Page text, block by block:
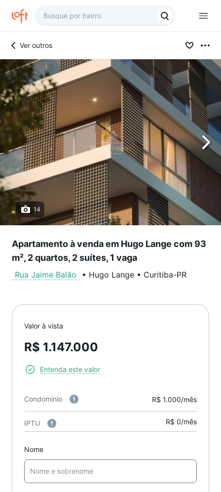
Ver outros
14
Apartamento à venda em Hugo Lange com 93
m², 2 quartos, 2 suítes, 1 vaga
Rua Jaime Balão • Hugo Lange • Curitiba-PR
Valor à vista
R$ 1.147.000
Entenda este valor
Condomínio R$ 1.000/mês
IPTU R$ 0/mês
Nome